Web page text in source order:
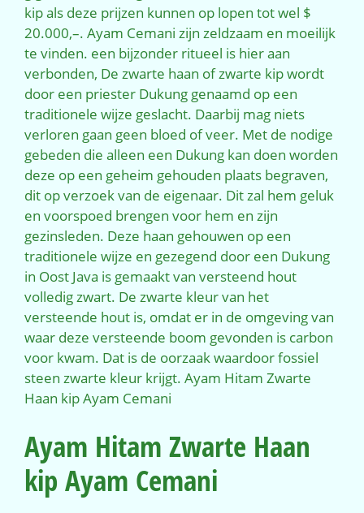
kip als deze prijzen kunnen op lopen tot wel $
20.000,–. Ayam Cemani zijn zeldzaam en moeilijk
te vinden. een bijzonder ritueel is hier aan
verbonden, De zwarte haan of zwarte kip wordt
door een priester Dukung genaamd op een
traditionele wijze geslacht. Daarbij mag niets
verloren gaan geen bloed of veer. Met de nodige
gebeden die alleen een Dukung kan doen worden
deze op een geheim gehouden plaats begraven,
dit op verzoek van de eigenaar. Dit zal hem geluk
en voorspoed brengen voor hem en zijn
gezinsleden. Deze haan gehouwen op een
traditionele wijze en gezegend door een Dukung
in Oost Java is gemaakt van versteend hout
volledig zwart. De zwarte kleur van het
versteende hout is, omdat er in de omgeving van
waar deze versteende boom gevonden is carbon
voor kwam. Dat is de oorzaak waardoor fossiel
steen zwarte kleur krijgt. Ayam Hitam Zwarte
Haan kip Ayam Cemani
Ayam Hitam Zwarte Haan
kip Ayam Cemani